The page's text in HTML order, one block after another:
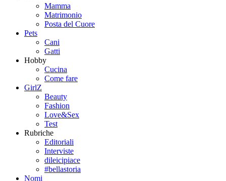
Mamma
Matrimonio
Posta del Cuore
Pets
Cani
Gatti
Hobby
Cucina
Come fare
GirlZ
Beauty
Fashion
Love&Sex
Test
Rubriche
Editoriali
Interviste
dileicipiace
#bellastoria
Nomi